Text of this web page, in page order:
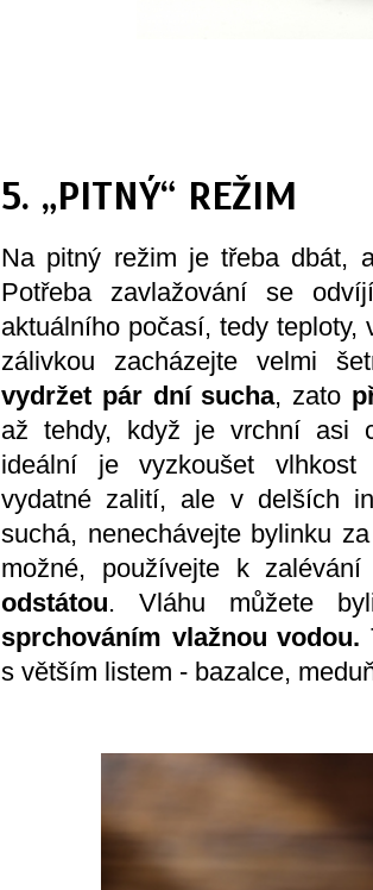
5. „PITNÝ“ REŽIM
Na pitný režim je třeba dbát,
Potřeba zavlažování se
aktuálního počasí, tedy
zálivkou zacházejte velmi
vydržet pár dní sucha, zato
až tehdy, když je vrchní asi
ideální je vyzkoušet vlhkost
vydatné zalití, ale v delších
suchá, nenechávejte bylinku
možné, používejte k
odstátou. Vláhu můžete
sprchováním vlažnou vodou.
s větším listem - bazalce,